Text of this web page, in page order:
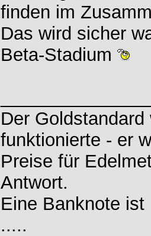
finden im
Das wird sicher
Beta-Stadium
Der
funktionierte - er
Preise für
Antwort.
Eine Banknote
.....